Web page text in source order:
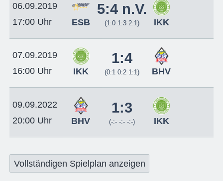
06.09.2019
17:00 Uhr
ESB
5:4 n.V.
(1:0 1:3 2:1) IKK
07.09.2019
16:00 Uhr
IKK
1:4
(0:1 0:2 1:1) BHV
09.09.2022
20:00 Uhr
BHV
1:3
(-:- -:- -:-) IKK
Vollständigen Spielplan anzeigen